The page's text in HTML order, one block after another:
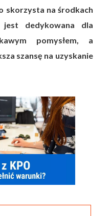
skorzysta na środkach
dedykowana dla
pomysłem, a
szansę na uzyskanie